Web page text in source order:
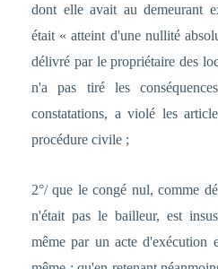
dont elle avait au demeurant
était « atteint d'une nullité
délivré par le propriétaire des
n'a pas tiré les
constatations, a violé les
procédure civile ;
2°/ que le congé nul, comme
n'était pas le bailleur, est
même par un acte d'exécution